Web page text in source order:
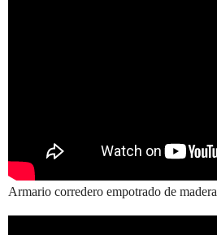
Armario corredero empotrado de madera